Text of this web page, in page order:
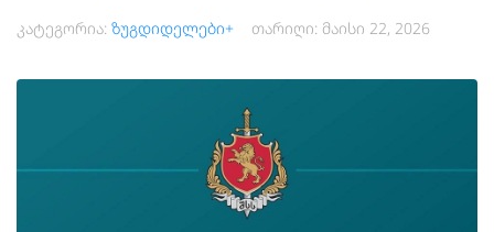
კატეგორია: ზუგდიდელები+ თარიღი: მაისი 22, 2026